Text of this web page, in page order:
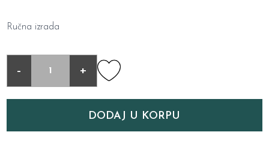
Ručna izrada
- +
DODAJ U KORPU